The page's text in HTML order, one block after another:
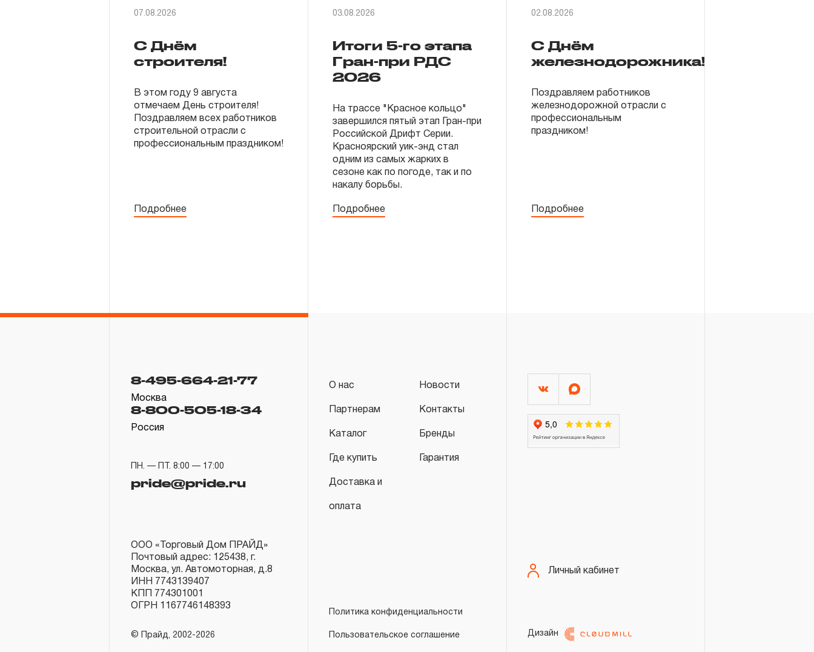
07.08.2026
С Днём
строителя!
В этом году 9 августа
отмечаем День строителя!
Поздравляем всех работников
строительной отрасли с
профессиональным праздником!
Подробнее
03.08.2026
Итоги 5-го этапа
Гран-при РДС
2026
На трассе "Красное кольцо"
завершился пятый этап Гран-при
Российской Дрифт Серии.
Красноярский уик-энд стал
одним из самых жарких в
сезоне как по погоде, так и по
накалу борьбы.
Подробнее
02.08.2026
С Днём
железнодорожника!
Поздравляем работников
железнодорожной отрасли с
профессиональным
праздником!
Подробнее
8-495-664-21-77
Москва
8-800-505-18-34
Россия
ПН. — ПТ. 8:00 — 17:00
pride@pride.ru
ООО «Торговый Дом ПРАЙД»
Почтовый адрес: 125438, г.
Москва, ул. Автомоторная, д.8
ИНН 7743139407
КПП 774301001
ОГРН 1167746148393
© Прайд, 2002-2026
О нас Новости
Партнерам Контакты
Каталог Бренды
Где купить Гарантия
Доставка и
оплата
Политика конфиденциальности
Пользовательское соглашение
Личный кабинет
Дизайн